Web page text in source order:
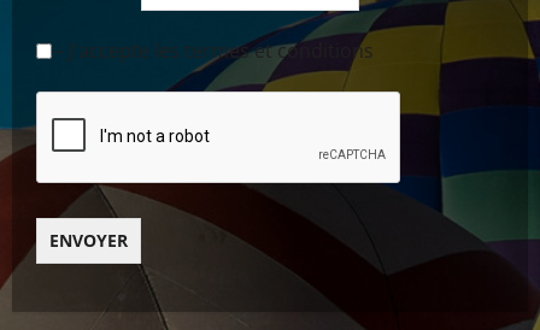
-- J'accepte les termes et conditions